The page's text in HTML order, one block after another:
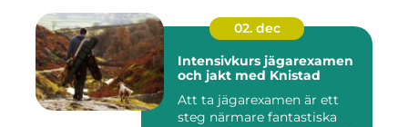
02. dec
Intensivkurs jägarexamen
och jakt med Knistad
Att ta jägarexamen är ett
steg närmare fantastiska